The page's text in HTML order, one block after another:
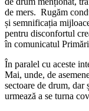
de mers. Rugăm
și semnificația
pentru disconfortul
în comunicatul
În paralel cu aceste
Mai, unde, de
sectoare de drum, dar
urmează a se turna